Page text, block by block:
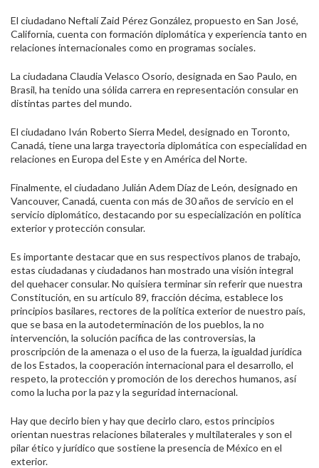
El ciudadano Neftalí Zaid Pérez González, propuesto en San José,
California, cuenta con formación diplomática y experiencia tanto en
relaciones internacionales como en programas sociales.
La ciudadana Claudia Velasco Osorio, designada en Sao Paulo, en
Brasil, ha tenido una sólida carrera en representación consular en
distintas partes del mundo.
El ciudadano Iván Roberto Sierra Medel, designado en Toronto,
Canadá, tiene una larga trayectoria diplomática con especialidad en
relaciones en Europa del Este y en América del Norte.
Finalmente, el ciudadano Julián Adem Díaz de León, designado en
Vancouver, Canadá, cuenta con más de 30 años de servicio en el
servicio diplomático, destacando por su especialización en política
exterior y protección consular.
Es importante destacar que en sus respectivos planos de trabajo,
estas ciudadanas y ciudadanos han mostrado una visión integral
del quehacer consular. No quisiera terminar sin referir que nuestra
Constitución, en su artículo 89, fracción décima, establece los
principios basilares, rectores de la política exterior de nuestro país,
que se basa en la autodeterminación de los pueblos, la no
intervención, la solución pacífica de las controversias, la
proscripción de la amenaza o el uso de la fuerza, la igualdad jurídica
de los Estados, la cooperación internacional para el desarrollo, el
respeto, la protección y promoción de los derechos humanos, así
como la lucha por la paz y la seguridad internacional.
Hay que decirlo bien y hay que decirlo claro, estos principios
orientan nuestras relaciones bilaterales y multilaterales y son el
pilar ético y jurídico que sostiene la presencia de México en el
exterior.